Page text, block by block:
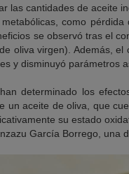
las cantidades de aceite
como
se observó tras el
oliva virgen). Además,
y disminuyó parámetros
determinado los
un aceite de oliva, que
su estado
García Borrego, una